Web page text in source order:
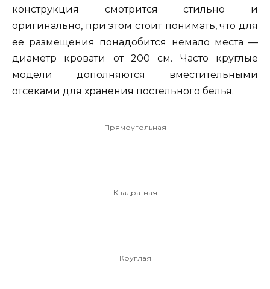
конструкция смотрится стильно и
оригинально, при этом стоит понимать, что для
ее размещения понадобится немало места —
диаметр кровати от 200 см. Часто круглые
модели дополняются вместительными
отсеками для хранения постельного белья.
Прямоугольная
Квадратная
Круглая